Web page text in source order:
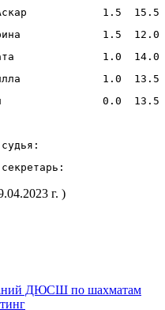
1.5
1.5
1.0
1.0
0.0
г. )
ДЮСШ по шахматам